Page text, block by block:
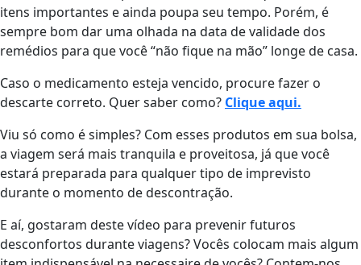
itens importantes e ainda poupa seu tempo. Porém, é
sempre bom dar uma olhada na data de validade dos
remédios para que você “não fique na mão” longe de casa.
Caso o medicamento esteja vencido, procurefazer o
descarte correto. Quer saber como? Clique aqui.
Viu só como é simples? Com esses produtos em sua bolsa,
a viagem será mais tranquila e proveitosa, já que você
estará preparada para qualquer tipo de imprevisto
durante o momento de descontração.
E aí, gostaram deste vídeo para prevenir futuros
desconfortos durante viagens? Vocês colocam mais algum